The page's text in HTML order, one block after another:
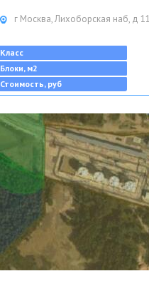
г Москва, Лихоборская наб, д 11
Класс
Блоки, м2
Стоимость, руб